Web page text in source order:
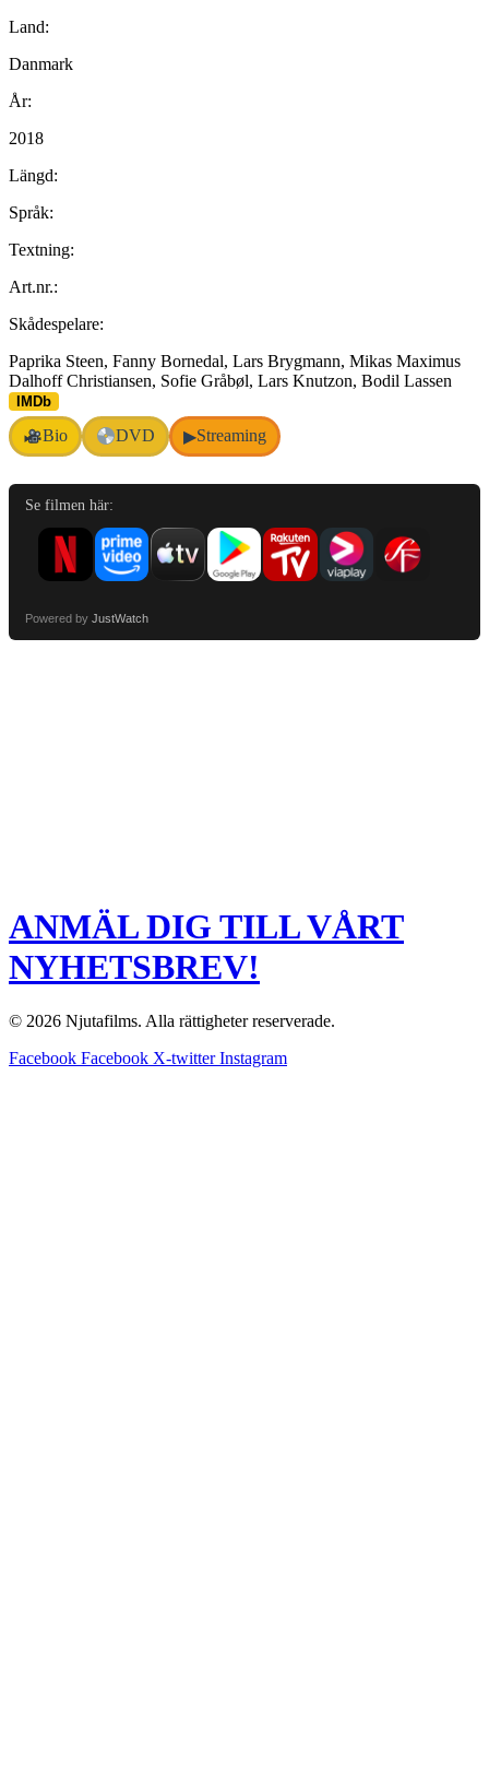
Land:
Danmark
År:
2018
Längd:
Språk:
Textning:
Art.nr.:
Skådespelare:
Paprika Steen, Fanny Bornedal, Lars Brygmann, Mikas Maximus
Dalhoff Christiansen, Sofie Gråbøl, Lars Knutzon, Bodil Lassen
IMDb
Bio DVD ▶Streaming
Se filmen här:
Powered by JustWatch
ANMÄL DIG TILL VÅRT
NYHETSBREV!
© 2026 Njutafilms. Alla rättigheter reserverade.
Facebook Facebook X-twitter Instagram